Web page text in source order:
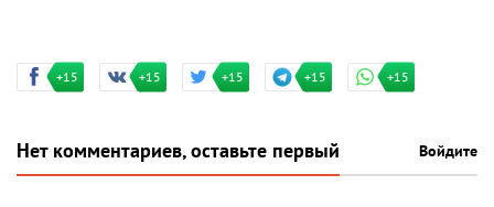
+15 +15 +15 +15 +15
Нет комментариев, оставьте первый Войдите